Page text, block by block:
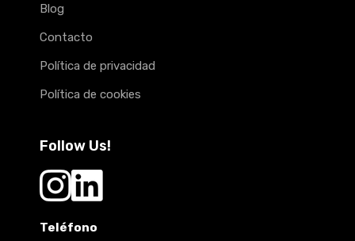
Blog
Contacto
Política de privacidad
Política de cookies
Follow Us!
Teléfono